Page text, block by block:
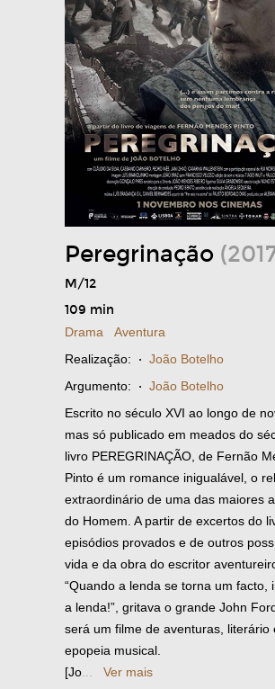
Peregrinação
M/12
109 min
Drama
Aventura
Realização: · João Botelho
Argumento: · João Botelho
Escrito no século XVI ao longo de
mas só publicado em meados do
livro PEREGRINAÇÃO, de Fernão
Pinto é um romance inigualável, o
extraordinário de uma das maiores
do Homem. A partir de excertos do
episódios provados e de outros
vida e da obra do escritor
“Quando a lenda se torna um facto,
a lenda!”, gritava o grande John
será um filme de aventuras, literário
epopeia musical.
[Jo... Ver mais